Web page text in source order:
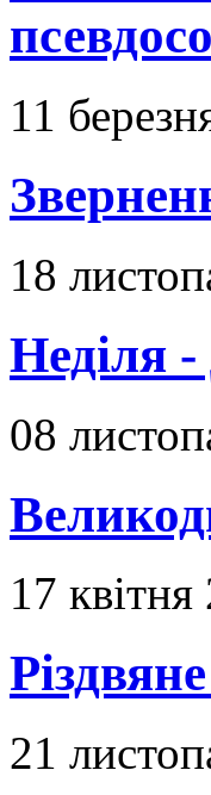
11
18
Неділя
08
17 квітня
21